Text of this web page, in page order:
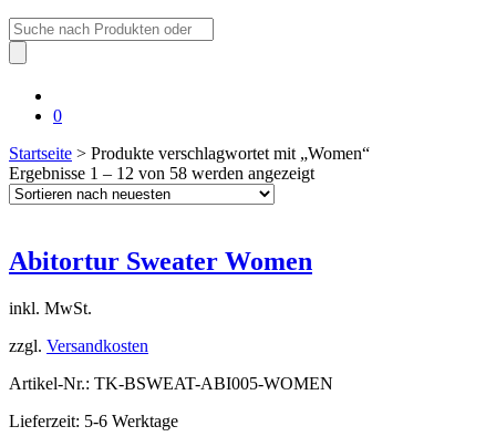
Suche
nach:
0
Startseite > Produkte verschlagwortet mit „Women“
Ergebnisse 1 – 12 von 58 werden angezeigt
Abitortur Sweater Women
inkl. MwSt.
zzgl. Versandkosten
Artikel-Nr.: TK-BSWEAT-ABI005-WOMEN
Lieferzeit: 5-6 Werktage